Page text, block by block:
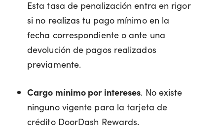
Esta tasa de penalización entra en rigor
si no realizas tu pago mínimo en la
fecha correspondiente o ante una
devolución de pagos realizados
previamente.
Cargo mínimo por intereses. No existe
ninguno vigente para la tarjeta de
crédito DoorDash Rewards.